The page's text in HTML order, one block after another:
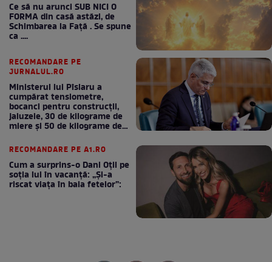
Ce să nu arunci SUB NICI O
FORMA din casă astăzi, de
Schimbarea la Față . Se spune
ca ....
RECOMANDARE PE
JURNALUL.RO
Ministerul lui Pîslaru a
cumpărat tensiometre,
bocanci pentru construcții,
jaluzele, 30 de kilograme de
miere și 50 de kilograme de
RECOMANDARE PE A1.RO
Cum a surprins-o Dani Oțil pe
soția lui în vacanță: „Și-a
riscat viața în baia fetelor”: